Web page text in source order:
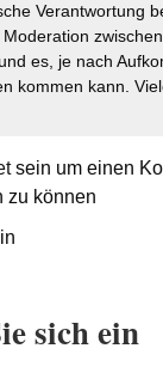
Verantwortung
es, je nach
kommen kann.
sein um einen
zu können
sich ein